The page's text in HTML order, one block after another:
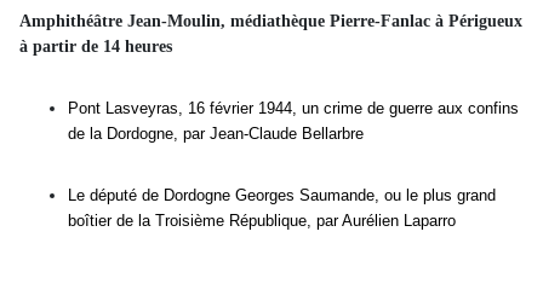
Amphithéâtre Jean-Moulin, médiathèque Pierre-Fanlac à Périgueux
à partir de 14 heures
Pont Lasveyras, 16 février 1944, un crime de guerre aux confins
de la Dordogne, par Jean-Claude Bellarbre
Le député de Dordogne Georges Saumande, ou le plus grand
boîtier de la Troisième République, par Aurélien Laparro